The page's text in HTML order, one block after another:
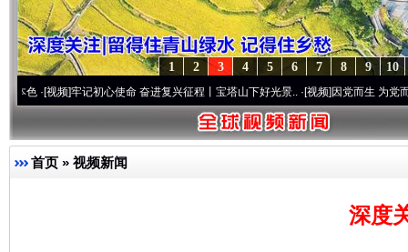
10
9
8
7
6
5
4
3
2
1
牢记初心使命 奋进复兴征程丨宝塔山下好光景..·[视频]因党而生 为党而战——百年
首页 » 视频新闻
深度